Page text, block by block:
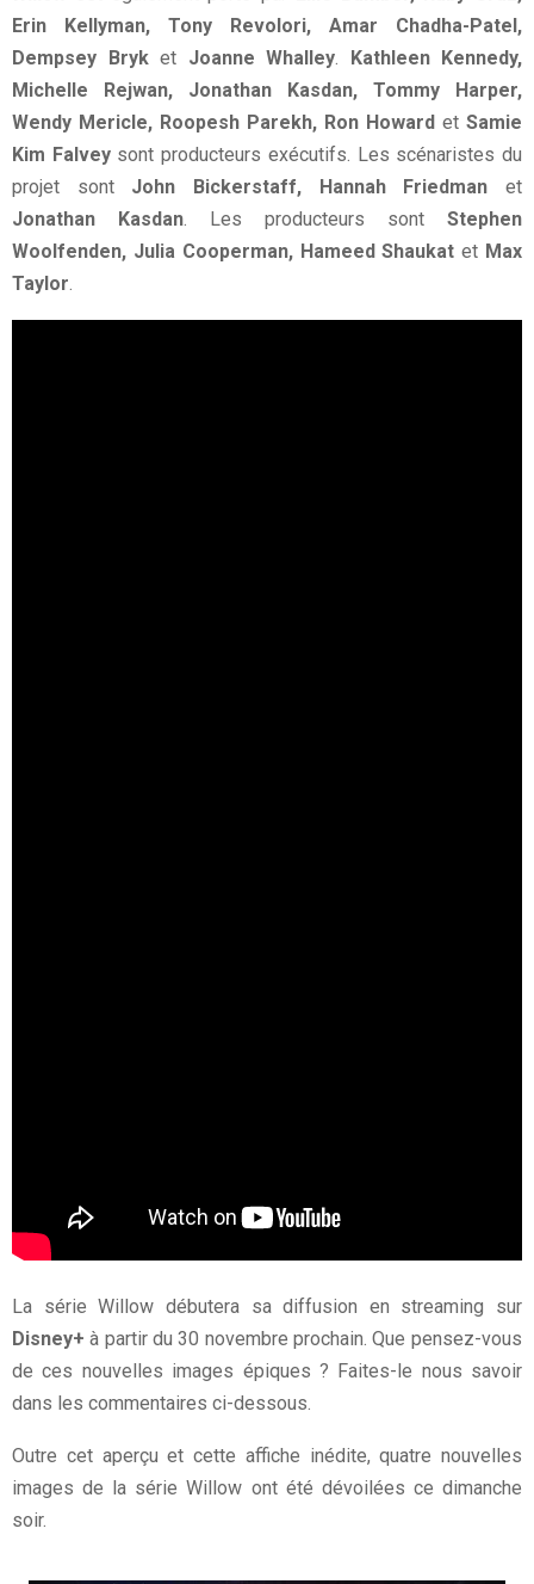
Erin Kellyman, Tony Revolori, Amar Chadha-Patel,
Dempsey Bryk et Joanne Whalley
Kathleen Kennedy,
Michelle Rejwan, Jonathan Kasdan, Tommy Harper,
Wendy Mericle, Roopesh Parekh, Ron Howard et Samie
Kim Falveysont producteurs exécutifs. Les scénaristes du
projet sont John Bickerstaff, Hannah Friedman et
Jonathan Kasdan . Les producteurs sont Stephen
Woolfenden, Julia Cooperman, Hameed Shaukatet Max
Taylor
La série Willow débutera sa diffusion en streaming sur
Disney+ à partir du 30 novembre prochain. Que pensez-vous
de ces nouvelles images épiques ? Faites-le nous savoir
dans les commentaires ci-dessous.
Outre cet aperçu et cette affiche inédite, quatre nouvelles
images de la série Willow ont été dévoilées ce dimanche
soir.